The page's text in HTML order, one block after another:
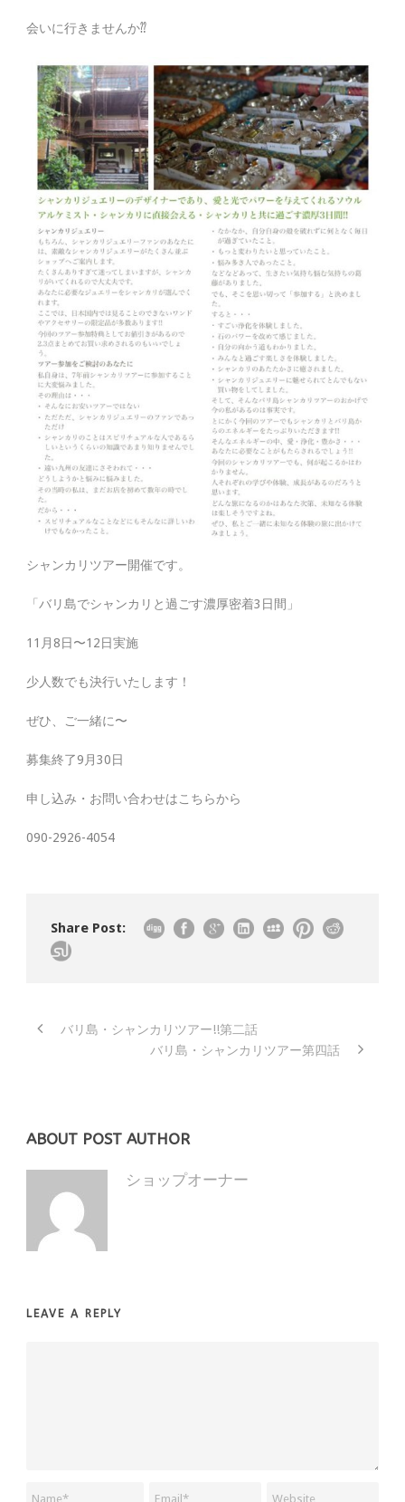
会いに行きませんか⁇
シャンカリツアー開催です。
「バリ島でシャンカリと過ごす濃厚密着3日間」
11月8日〜12日実施
少人数でも決行いたします！
ぜひ、ご一緒に〜
募集終了9月30日
申し込み・お問い合わせはこちらから
090-2926-4054
Share Post:
バリ島・シャンカリツアー!!第二話
バリ島・シャンカリツアー第四話
ABOUT POST AUTHOR
ショップオーナー
LEAVE A REPLY